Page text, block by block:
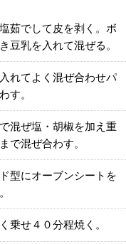
茹でして皮を剥く。ボ
豆乳を入れて混ぜる。
れてよく混ぜ合わせパ
す。
混ぜ塩・胡椒を加え重
で混ぜ合わす。
型にオーブンシートを
乗せ４０分程焼く。